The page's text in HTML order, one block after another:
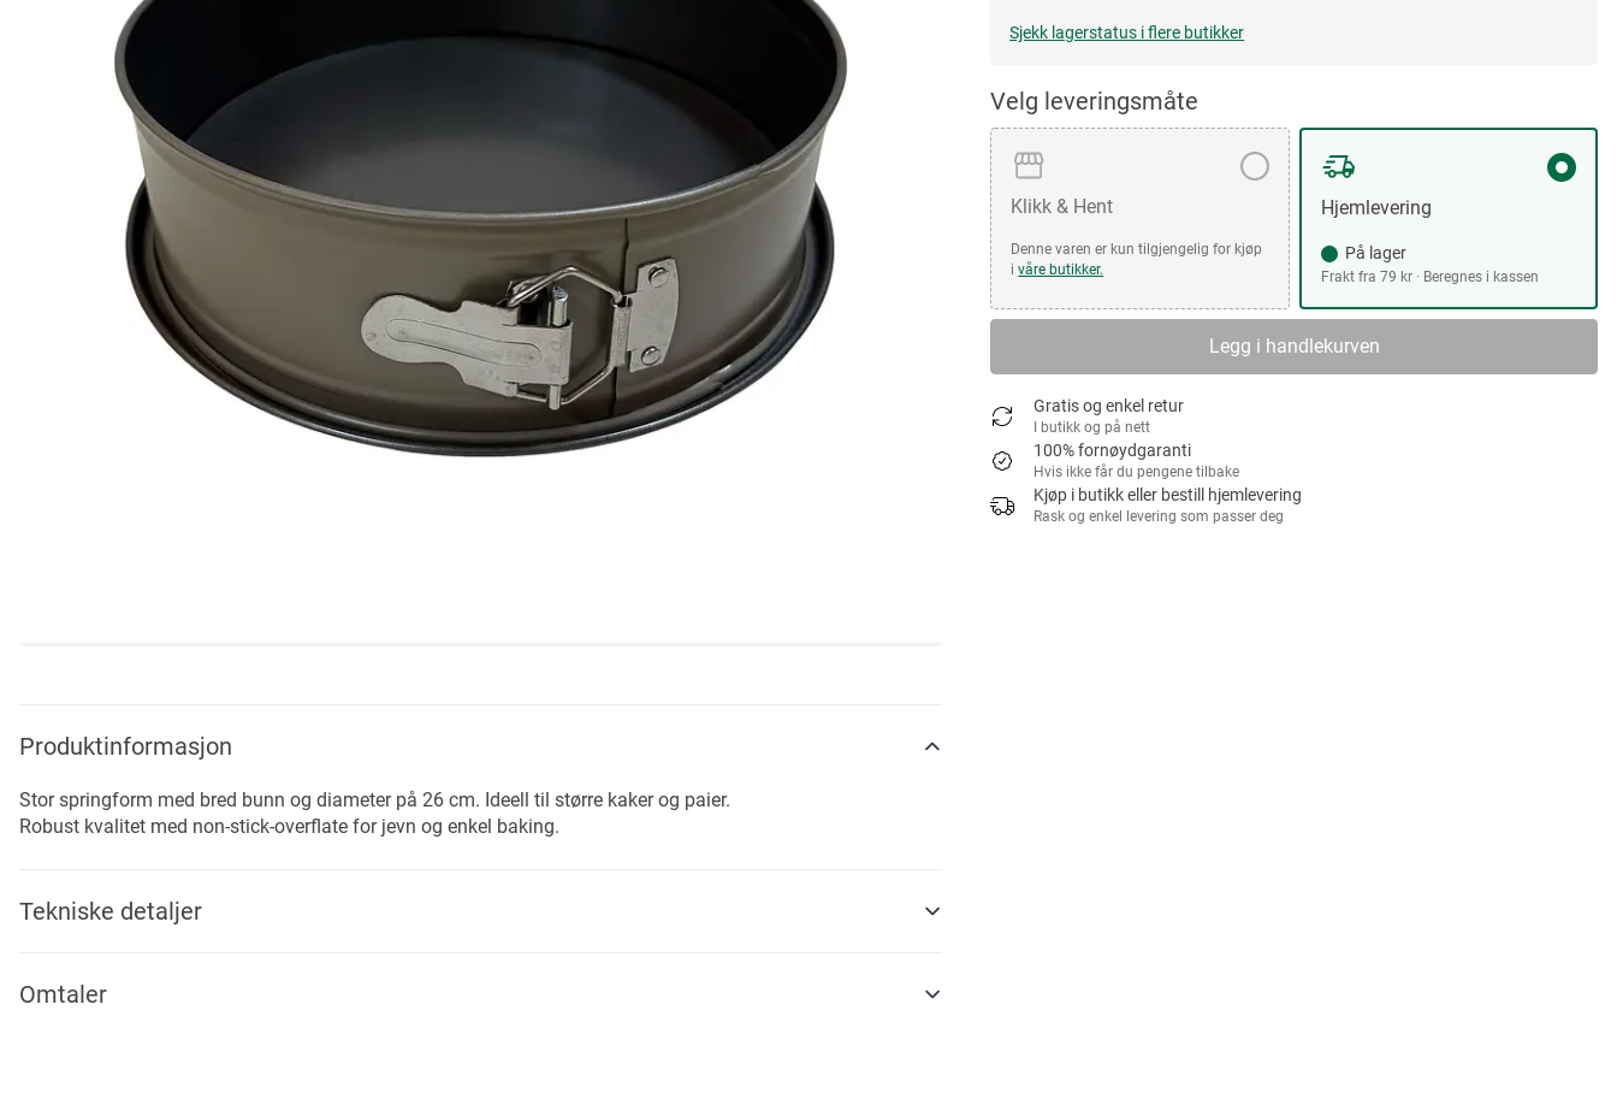
Sjekk lagerstatus i flere butikker
Velg leveringsmåte
Klikk & Hent
Denne varen er kun tilgjengelig for kjøp
ivåre butikker.
Hjemlevering
På lager
Frakt fra 79 kr · Beregnes i kassen
Legg i handlekurven
Gratis og enkel retur
I butikk og på nett
100% fornøydgaranti
Hvis ikke får du pengene tilbake
Kjøp i butikk eller bestill hjemlevering
Rask og enkel levering som passer deg
the
beginning
the
images
Produktinformasjon
Stor springform med bred bunn og diameter på 26 cm. Ideell til større kaker og paier.
Robust kvalitet med non-stick-overflate for jevn og enkel baking.
Tekniske detaljer
Omtaler